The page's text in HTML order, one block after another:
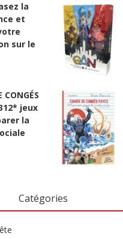
la
et
sur le
CONGÉS
jeux
la
Catégories